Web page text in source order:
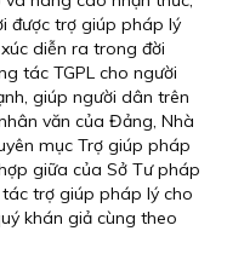
được trợ giúp pháp lý
diễn ra trong đời
tác TGPL cho người
giúp người dân trên
văn của Đảng, Nhà
mục Trợ giúp pháp
giữa của Sở Tư pháp
trợ giúp pháp lý cho
khán giả cùng theo